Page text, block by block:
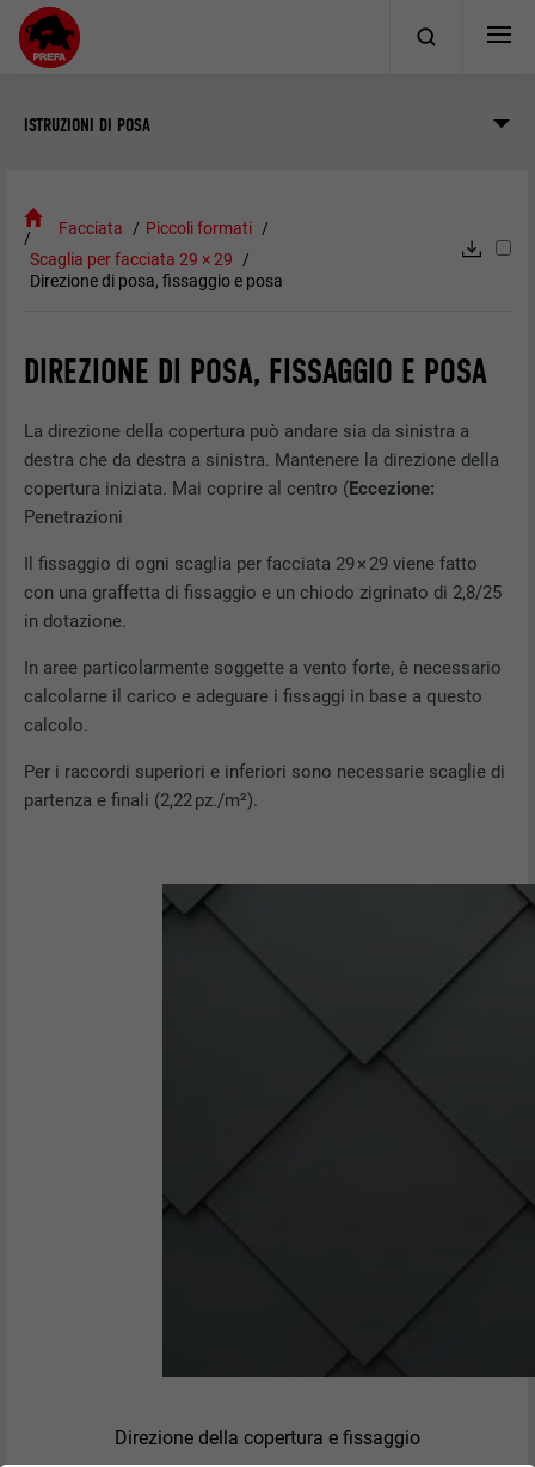
ISTRUZIONI DI POSA
Facciata
Piccoli formati
Scaglia per facciata 29 × 29
Direzione di posa, fissaggio e posa
DIREZIONE DI POSA, FISSAGGIO E POSA
La direzione della copertura può andare sia da sinistra a
destra che da destra a sinistra. Mantenere la direzione della
copertura iniziata. Mai coprire al centro ( Eccezione:
Penetrazioni
Il fissaggio di ogni scaglia per facciata 29 × 29 viene fatto
con una graffetta di fissaggio e un chiodo zigrinato di 2,8/25
in dotazione.
In aree particolarmente soggette a vento forte, è necessario
calcolarne il carico e adeguare i fissaggi in base a questo
calcolo.
Per i raccordi superiori e inferiori sono necessarie scaglie di
partenza e finali (2,22 pz./m²).
Direzione della copertura e fissaggio